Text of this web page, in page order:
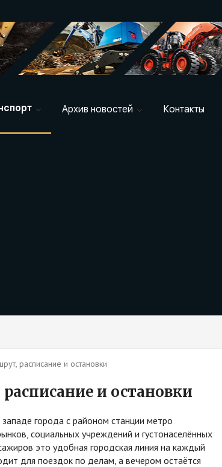
Архив новостей Контакты
расписание и остановки
и остановки
города с районом станции метро
социальных учреждений и густонаселённых
это удобная городская линия на каждый
для поездок по делам, а вечером остаётся